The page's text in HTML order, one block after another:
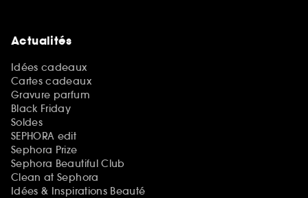
Actualités
Idées cadeaux
Cartes cadeaux
Gravure parfum
Black Friday
Soldes
SEPHORA edit
Sephora Prize
Sephora Beautiful Club
Clean at Sephora
Idées & Inspirations Beauté